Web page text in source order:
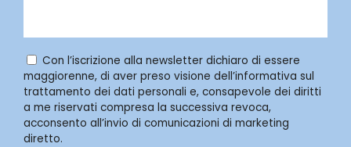
Con l’iscrizione alla newsletter dichiaro di essere
maggiorenne, di aver preso visione dell’informativa sul
trattamento dei dati personali e, consapevole dei diritti
a me riservati compresa la successiva revoca,
acconsento all’invio di comunicazioni di marketing
diretto.